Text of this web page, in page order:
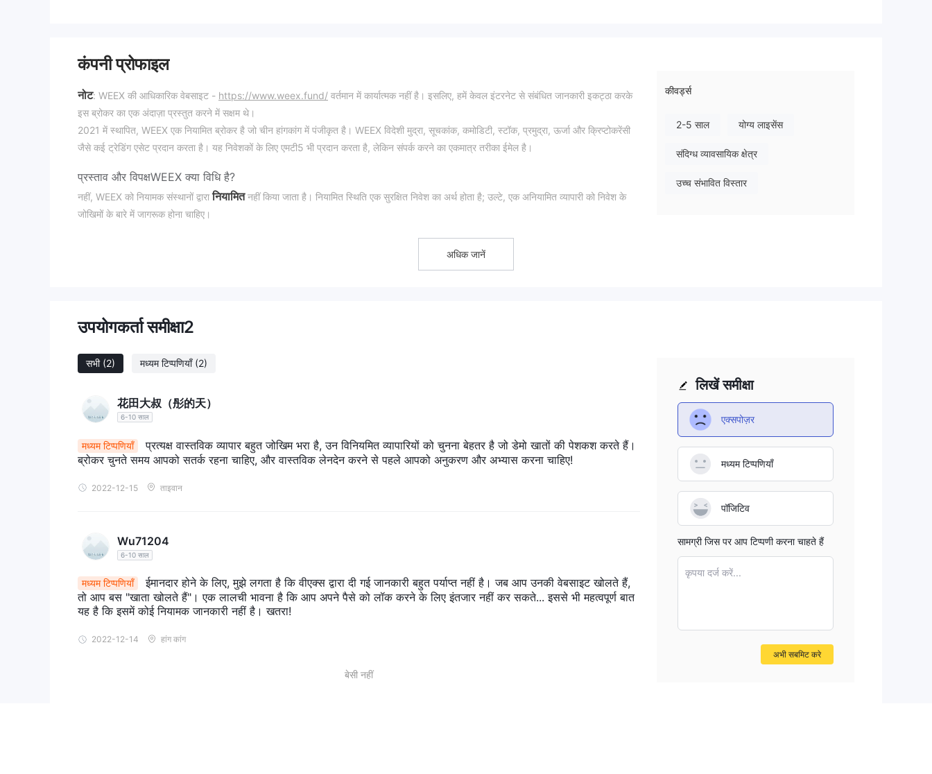
कंपनी प्रोफाइल
नोट: WEEX की आधिकारिक वेबसाइट - https://www.weex.fund/ वर्तमान में कार्यात्मक नहीं है। इसलिए, हमें केवल इंटरनेट से संबंधित जानकारी इकट्ठा करके
इस ब्रोकर का एक अंदाज़ा प्रस्तुत करने में सक्षम थे।
2021 में स्थापित, WEEX एक नियामित ब्रोकर है जो चीन हांगकांग में पंजीकृत है। WEEX विदेशी मुद्रा, सूचकांक, कमोडिटी, स्टॉक, प्रमुद्रा, ऊर्जा और क्रिप्टोकरेंसी
जैसे कई ट्रेडिंग एसेट प्रदान करता है। यह निवेशकों के लिए एमटी5 भी प्रदान करता है, लेकिन संपर्क करने का एकमात्र तरीका ईमेल है।
प्रस्ताव और विपक्षWEEX क्या विधि है?
नहीं, WEEX को नियामक संस्थानों द्वारानियामितनहीं किया जाता है। नियामित स्थिति एक सुरक्षित निवेश का अर्थ होता है; उल्टे, एक अनियामित व्यापारी को निवेश के
जोखिमों के बारे में जागरूक होना चाहिए।
WEEX ग्राहकों को सभी निवेश उत्पादों के लिए लचीला लीवरेज विकल्प प्रदान करता है, जो
WEEX शुल्क
जमा और निकासी
कीवर्ड्स
2-5 साल योग्य लाइसेंस
संदिग्ध व्यावसायिक क्षेत्र
उच्च संभावित विस्तार
अधिक जानें
उपयोगकर्ता समीक्षा2
सभी (2) मध्यम टिप्पणियाँ (2)
花田大叔（彤的天）
6-10 साल
मध्यम टिप्पणियाँ
प्रत्यक्ष वास्तविक व्यापार बहुत जोखिम भरा है, उन विनियमित व्यापारियों को चुनना बेहतर है जो डेमो खातों की पेशकश करते हैं।
ब्रोकर चुनते समय आपको सतर्क रहना चाहिए, और वास्तविक लेनदेन करने से पहले आपको अनुकरण और अभ्यास करना चाहिए!
2022-12-15 ताइवान
Wu71204
6-10 साल
मध्यम टिप्पणियाँ
ईमानदार होने के लिए, मुझे लगता है कि वीएक्स द्वारा दी गई जानकारी बहुत पर्याप्त नहीं है। जब आप उनकी वेबसाइट खोलते हैं,
तो आप बस "खाता खोलते हैं"। एक लालची भावना है कि आप अपने पैसे को लॉक करने के लिए इंतजार नहीं कर सकते... इससे भी महत्वपूर्ण बात
यह है कि इसमें कोई नियामक जानकारी नहीं है। खतरा!
2022-12-14 हांग कांग
बेसी नहीं
लिखें समीक्षा
एक्सपोज़र
मध्यम टिप्पणियाँ
पॉजिटिव
सामग्री जिस पर आप टिप्पणी करना चाहते हैं
कृपया दर्ज करें...
अभी सबमिट करे